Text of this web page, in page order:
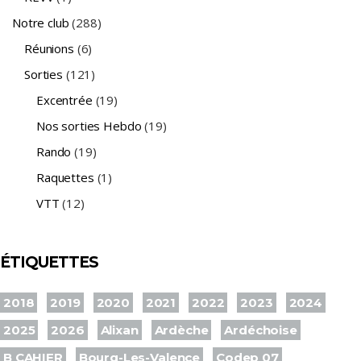
Notre club (288)
Réunions (6)
Sorties (121)
Excentrée (19)
Nos sorties Hebdo (19)
Rando (19)
Raquettes (1)
VTT (12)
ÉTIQUETTES
2018 2019 2020 2021 2022 2023
2024
2025
2026 Alixan Ardèche
Ardéchoise
B CAHIER
Bourg-Les-Valence Codep 07